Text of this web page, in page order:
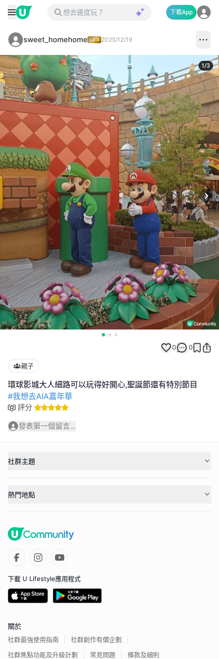
下載App
sweet_homehome 2025/12/19
1/3
0 0
親子
#我想去AIA嘉年華
評分
發表第一個留言...
社群主題
熱門地點
下載 U Lifestyle應用程式
關於
社群最強使用指南
社群創作有價企劃
社群焦點功能及升級計劃
常見問題 條款及細則